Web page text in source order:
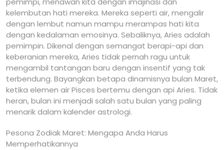
kelembutan hati mereka. Mereka seperti air, mengalir
dengan lembut namun mampu merampas hati kita
dengan kedalaman emosinya. Sebaliknya, Aries adalah
pemimpin. Dikenal dengan semangat berapi-api dan
keberanian mereka, Aries tidak pernah ragu untuk
mengambil tantangan baru dengan insentif yang tak
terbendung. Bayangkan betapa dinamisnya bulan Maret,
ketika elemen air Pisces bertemu dengan api Aries. Tidak
heran, bulan ini menjadi salah satu bulan yang paling
menarik dalam kalender astrologi.
Pesona Zodiak Maret: Mengapa Anda Harus
Memperhatikannya